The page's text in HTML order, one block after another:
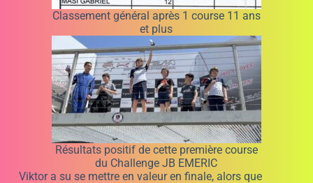
La prochaine épreuve du Challenge JB EMERIC se
déroulera sur le circuit de Cuges les Pins le 11/6/22 à
11h30.